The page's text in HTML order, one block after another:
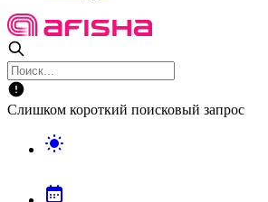
Слишком короткий поисковый запрос